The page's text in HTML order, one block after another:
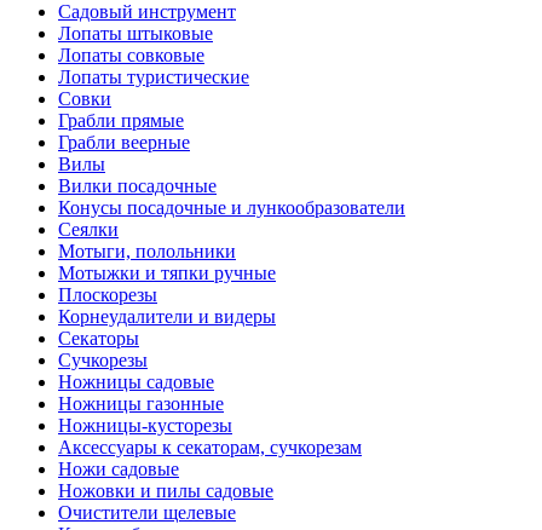
Садовый инструмент
Лопаты штыковые
Лопаты совковые
Лопаты туристические
Совки
Грабли прямые
Грабли веерные
Вилы
Вилки посадочные
Конусы посадочные и лункообразователи
Сеялки
Мотыги, полольники
Мотыжки и тяпки ручные
Плоскорезы
Корнеудалители и видеры
Секаторы
Сучкорезы
Ножницы садовые
Ножницы газонные
Ножницы-кусторезы
Аксессуары к секаторам, сучкорезам
Ножи садовые
Ножовки и пилы садовые
Очистители щелевые